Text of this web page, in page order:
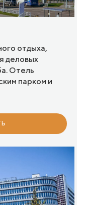
отдыха,
деловых
Отель
парком и